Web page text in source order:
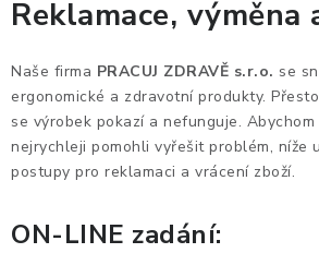
STOLY A ŽIDLE
VÝŠKOVĚ NASTAVITELNÉ STOLY
KANCELÁŘSKÉ PSACÍ STOLY
NOHY KE STOLU A PODNOŽE
PŘÍSLUŠENSTVÍ KE STOLŮM
Reklamace, výměna
Naše firma PRACUJ ZDRAVĚ s.r.o. se
ergonomické a zdravotní produkty.
se výrobek pokazí a nefunguje.
nejrychleji pomohli vyřešit problém, níže
postupy pro reklamaci a vrácení zboží.
ON-LINE zadání: